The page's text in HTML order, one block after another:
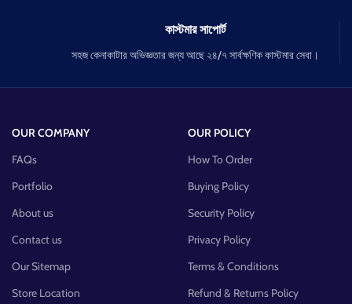
কাস্টমার সাপোর্ট
সহজ কেনাকাটার অভিজ্ঞতার জন্য আছে ২৪/৭ সার্বক্ষণিক কাস্টমার সেবা।
OUR COMPANY
FAQs
Portfolio
About us
Contact us
Our Sitemap
Store Location
OUR POLICY
How To Order
Buying Policy
Security Policy
Privacy Policy
Terms & Conditions
Refund & Returns Policy